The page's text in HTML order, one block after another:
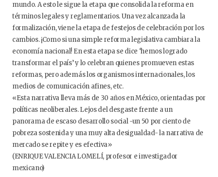
mundo. A esto le sigue la etapa que consolida la reforma en
términos legales y reglamentarios. Una vez alcanzada la
formalización, viene la etapa de festejos de celebración por los
cambios. ¡Como si una simple reforma legislativa cambiara la
economía nacional! En esta etapa se dice ‘hemos logrado
transformar el país’ y lo celebran quienes promueven estas
reformas, pero además los organismos internacionales, los
medios de comunicación afines, etc.
«Esta narrativa lleva más de 30 años en México, orientadas por
políticas neoliberales. Lejos del desgaste frente a un
panorama de escaso desarrollo social -un 50 por ciento de
pobreza sostenida y una muy alta desigualdad- la narrativa de
mercado se repite y es efectiva»
(ENRIQUE VALENCIA LOMELÍ, profesor e investigador
mexicano)